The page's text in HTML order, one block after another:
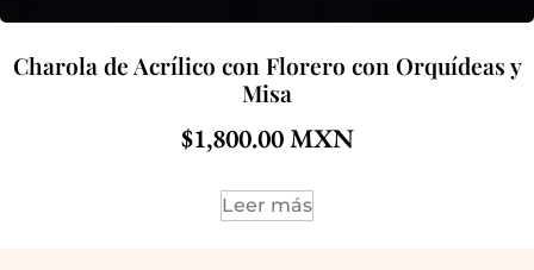
Charola de Acrílico con Florero con Orquídeas y
Misa
$1,800.00
Leer más